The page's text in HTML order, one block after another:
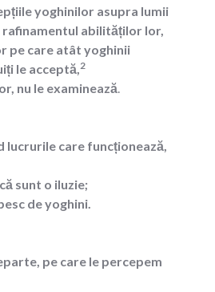
yoghinilor asupra lumii
abilităților lor,
pe care atât yoghinii
le acceptă,2
nu le examinează.
lucrurile care funcționează,
sunt o iluzie;
de yoghini.
pe care le percepem